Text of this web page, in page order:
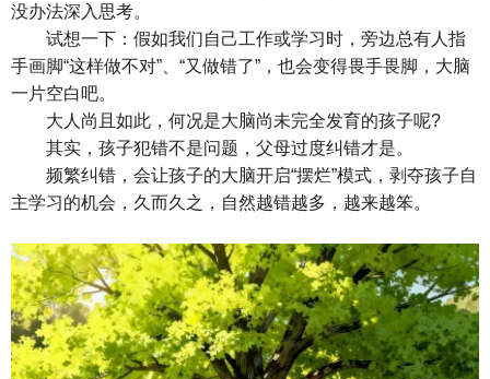
没办法深入思考。
试想一下：假如我们自己工作或学习时，旁边总有人指
手画脚“这样做不对”、“又做错了”，也会变得畏手畏脚，大脑
一片空白吧。
大人尚且如此，何况是大脑尚未完全发育的孩子呢?
其实，孩子犯错不是问题，父母过度纠错才是。
频繁纠错，会让孩子的大脑开启“摆烂”模式，剥夺孩子自
主学习的机会，久而久之，自然越错越多，越来越笨。